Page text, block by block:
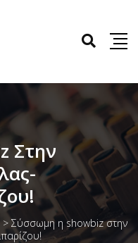
Στην
> Σύσσωμη η showbiz στην